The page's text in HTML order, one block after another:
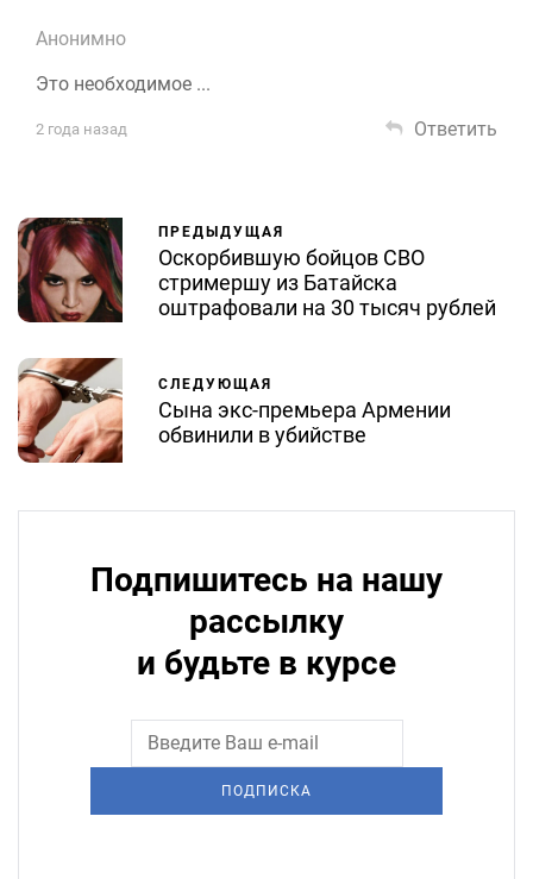
Анонимно
Это необходимое ...
2 года назад Ответить
ПРЕДЫДУЩАЯ
Оскорбившую бойцов СВО
стримершу из Батайска
оштрафовали на 30 тысяч рублей
СЛЕДУЮЩАЯ
Сына экс-премьера Армении
обвинили в убийстве
Подпишитесь на нашу
рассылку
и будьте в курсе
ПОДПИСКА